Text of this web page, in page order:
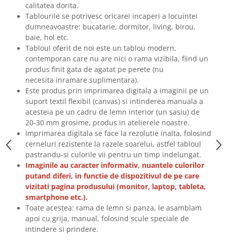
Tricouri enduro
Tricouri offroad
Tricouri biciclisti
Tricouri biciclisti
Tricouri biciclisti MTB
Tricouri biciclisti BMX
Tricouri biciclisti downhill
Tricouri skateboard
Tricouri sport/fitness
Tricouri fitness/sala de forta
Tricouri yoga
calitatea dorita.
Tablourile se potrivesc oricarei incaperi a locuintei
dumneavoastre: bucatarie, dormitor, living, birou,
baie, hol etc.
Tabloul oferit de noi este un tablou modern,
contemporan care nu are nici o rama vizibila, fiind un
produs finit gata de agatat pe perete (nu
necesita inramare suplimentara).
Este produs prin imprimarea digitala a imaginii pe un
suport textil flexibil (canvas) si intinderea manuala a
acesteia pe un cadru de lemn interior (un sasiu) de
20-30 mm grosime, produs in atelierele noastre.
Imprimarea digitala se face la rezolutie inalta, folosind
cerneluri rezistente la razele soarelui, astfel tabloul
pastrandu-si culorile vii pentru un timp indelungat.
Imaginile au caracter informativ, nuantele culorilor
putand diferi, in functie de dispozitivul de pe care
vizitati pagina produsului (monitor, laptop, tableta,
smartphone etc.).
Toate acestea: rama de lemn si panza, le asamblam
apoi cu grija, manual, folosind scule speciale de
intindere si prindere.